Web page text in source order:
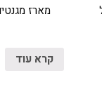
מארז
קרא עוד